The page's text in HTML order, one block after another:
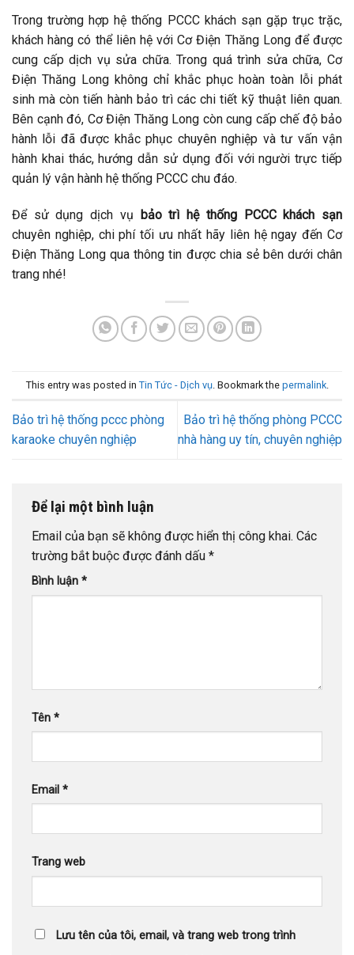
Trong trường hợp hệ thống PCCC khách sạn gặp trục trặc,
khách hàng có thể liên hệ với Cơ Điện Thăng Long để được
cung cấp dịch vụ sửa chữa. Trong quá trình sửa chữa, Cơ
Điện Thăng Long không chỉ khắc phục hoàn toàn lỗi phát
sinh mà còn tiến hành bảo trì các chi tiết kỹ thuật liên quan.
Bên cạnh đó, Cơ Điện Thăng Long còn cung cấp chế độ bảo
hành lỗi đã được khắc phục chuyên nghiệp và tư vấn vận
hành khai thác, hướng dẫn sử dụng đối với người trực tiếp
quản lý vận hành hệ thống PCCC chu đáo.
Để sử dụng dịch vụ
bảo trì hệ thống PCCC khách sạn
chuyên nghiệp, chi phí tối ưu nhất hãy liên hệ ngay đến Cơ
Điện Thăng Long qua thông tin được chia sẻ bên dưới chân
trang nhé!
This entry was posted in Tin Tức - Dịch vụ. Bookmark the permalink.
Bảo trì hệ thống pccc phòng
karaoke chuyên nghiệp
Bảo trì hệ thống phòng PCCC
nhà hàng uy tín, chuyên nghiệp
Để lại một bình luận
Email của bạn sẽ không được hiển thị công khai. Các
trường bắt buộc được đánh dấu *
Bình luận *
Tên *
Email *
Trang web
Lưu tên của tôi, email, và trang web trong trình